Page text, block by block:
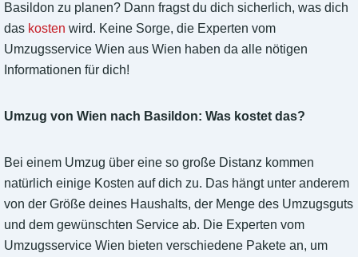
Basildon zu planen? Dann fragst du dich sicherlich, was dich
das kosten wird. Keine Sorge, die Experten vom
Umzugsservice Wien aus Wien haben da alle nötigen
Informationen für dich!
Umzug von Wien nach Basildon: Was kostet das?
Bei einem Umzug über eine so große Distanz kommen
natürlich einige Kosten auf dich zu. Das hängt unter anderem
von der Größe deines Haushalts, der Menge des Umzugsguts
und dem gewünschten Service ab. Die Experten vom
Umzugsservice Wien bieten verschiedene Pakete an, um